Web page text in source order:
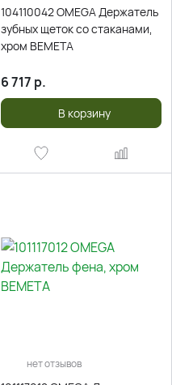
104110042 OMEGA Держатель
зубных щеток со стаканами,
хром BEMETA
6 717 р.
В корзину
нет отзывов